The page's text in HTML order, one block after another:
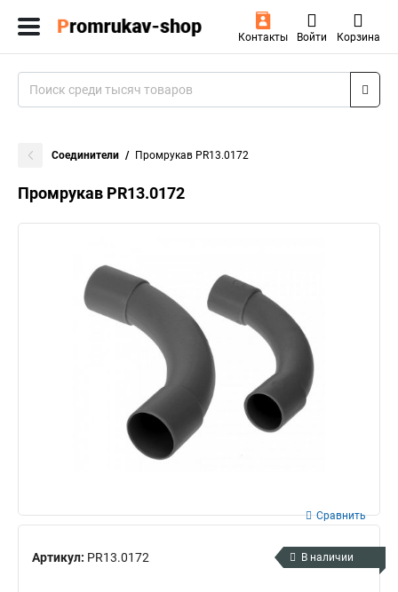
Контакты Войти Корзина
Соединители Промрукав PR13.0172
Промрукав PR13.0172
Артикул: PR13.0172
Сравнить
В наличии